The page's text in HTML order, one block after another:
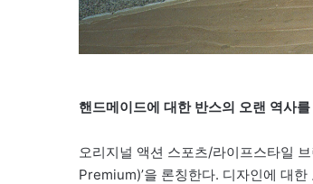
핸드메이드에 대한 반스의 오랜 역사
오리지널 액션 스포츠/라이프스타일
Premium)’을 론칭한다. 디자인에 대